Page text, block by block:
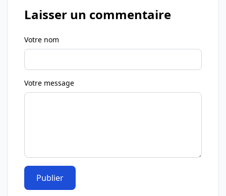
Laisser un commentaire
Votre nom
Votre message
Publier